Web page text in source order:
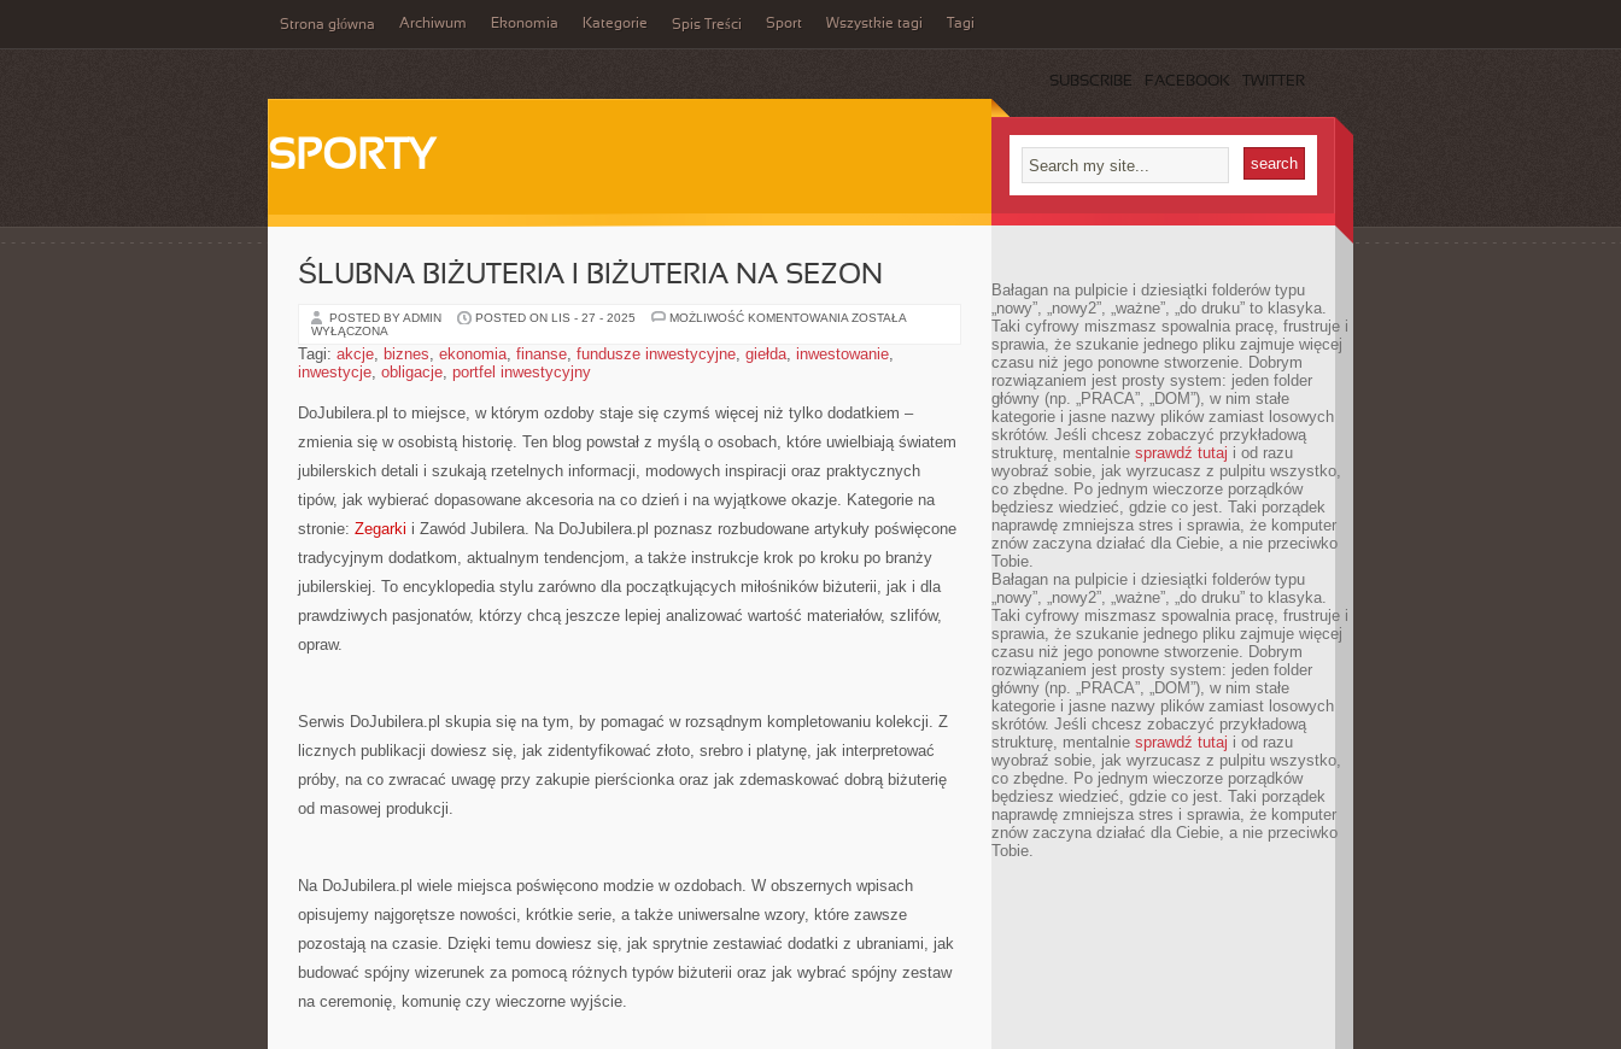
Strona główna Archiwum Ekonomia Kategorie Spis Treści Sport Wszystkie tagi Tagi
SUBSCRIBE FACEBOOK TWITTER
SPORTY
ŚLUBNA BIŻUTERIA I BIŻUTERIA NA SEZON
POSTED BY ADMIN POSTED ON LIS - 27 - 2025 MOŻLIWOŚĆ KOMENTOWANIA ŚLUBNA
BIŻUTERIA
ZOSTAŁA
WYŁĄCZONA
Tagi: akcje, biznes, ekonomia, finanse, fundusze inwestycyjne, giełda, inwestowanie,
inwestycje, obligacje, portfel inwestycyjny
DoJubilera.pl to miejsce, w którym ozdoby staje się czymś więcej niż tylko dodatkiem –
zmienia się w osobistą historię. Ten blog powstał z myślą o osobach, które uwielbiają światem
jubilerskich detali i szukają rzetelnych informacji, modowych inspiracji oraz praktycznych
tipów, jak wybierać dopasowane akcesoria na co dzień i na wyjątkowe okazje. Kategorie na
stronie: Zegarki i Zawód Jubilera. Na DoJubilera.pl poznasz rozbudowane artykuły poświęcone
tradycyjnym dodatkom, aktualnym tendencjom, a także instrukcje krok po kroku po branży
jubilerskiej. To encyklopedia stylu zarówno dla początkujących miłośników biżuterii, jak i dla
prawdziwych pasjonatów, którzy chcą jeszcze lepiej analizować wartość materiałów, szlifów,
opraw.
Serwis DoJubilera.pl skupia się na tym, by pomagać w rozsądnym kompletowaniu kolekcji. Z
licznych publikacji dowiesz się, jak zidentyfikować złoto, srebro i platynę, jak interpretować
próby, na co zwracać uwagę przy zakupie pierścionka oraz jak zdemaskować dobrą biżuterię
od masowej produkcji.
Na DoJubilera.pl wiele miejsca poświęcono modzie w ozdobach. W obszernych wpisach
opisujemy najgorętsze nowości, krótkie serie, a także uniwersalne wzory, które zawsze
pozostają na czasie. Dzięki temu dowiesz się, jak sprytnie zestawiać dodatki z ubraniami, jak
budować spójny wizerunek za pomocą różnych typów biżuterii oraz jak wybrać spójny zestaw
na ceremonię, komunię czy wieczorne wyjście.
Bałagan na pulpicie i dziesiątki folderów typu
„nowy”, „nowy2”, „ważne”, „do druku” to klasyka.
Taki cyfrowy miszmasz spowalnia pracę, frustruje i
sprawia, że szukanie jednego pliku zajmuje więcej
czasu niż jego ponowne stworzenie. Dobrym
rozwiązaniem jest prosty system: jeden folder
główny (np. „PRACA”, „DOM”), w nim stałe
kategorie i jasne nazwy plików zamiast losowych
skrótów. Jeśli chcesz zobaczyć przykładową
strukturę, mentalnie sprawdź tutaj i od razu
wyobraź sobie, jak wyrzucasz z pulpitu wszystko,
co zbędne. Po jednym wieczorze porządków
będziesz wiedzieć, gdzie co jest. Taki porządek
naprawdę zmniejsza stres i sprawia, że komputer
znów zaczyna działać dla Ciebie, a nie przeciwko
Tobie.
Bałagan na pulpicie i dziesiątki folderów typu
„nowy”, „nowy2”, „ważne”, „do druku” to klasyka.
Taki cyfrowy miszmasz spowalnia pracę, frustruje i
sprawia, że szukanie jednego pliku zajmuje więcej
czasu niż jego ponowne stworzenie. Dobrym
rozwiązaniem jest prosty system: jeden folder
główny (np. „PRACA”, „DOM”), w nim stałe
kategorie i jasne nazwy plików zamiast losowych
skrótów. Jeśli chcesz zobaczyć przykładową
strukturę, mentalnie sprawdź tutaj i od razu
wyobraź sobie, jak wyrzucasz z pulpitu wszystko,
co zbędne. Po jednym wieczorze porządków
będziesz wiedzieć, gdzie co jest. Taki porządek
naprawdę zmniejsza stres i sprawia, że komputer
znów zaczyna działać dla Ciebie, a nie przeciwko
Tobie.